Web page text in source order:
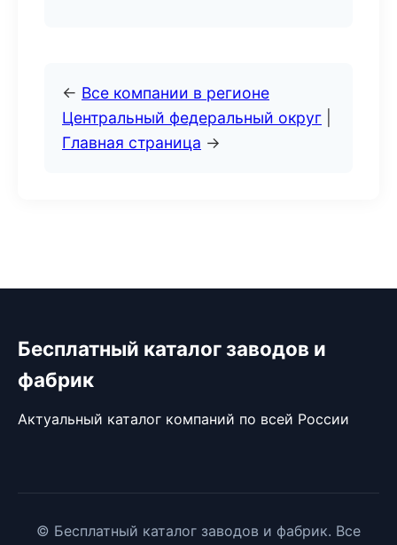
← Все компании в регионе
Центральный федеральный округ
Главная страница →
Бесплатный каталог заводов и
фабрик
Актуальный каталог компаний по всей России
© Бесплатный каталог заводов и фабрик. Все